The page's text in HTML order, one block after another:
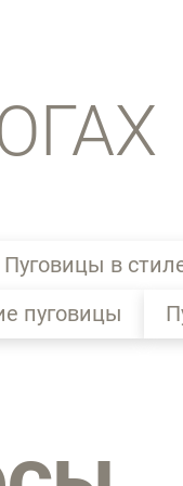
Пуговицы в
пуговицы